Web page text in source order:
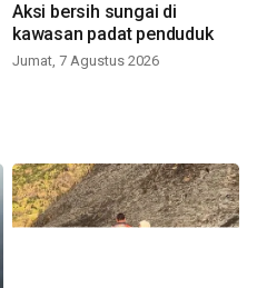
Aksi bersih sungai di
kawasan padat penduduk
Jumat, 7 Agustus 2026